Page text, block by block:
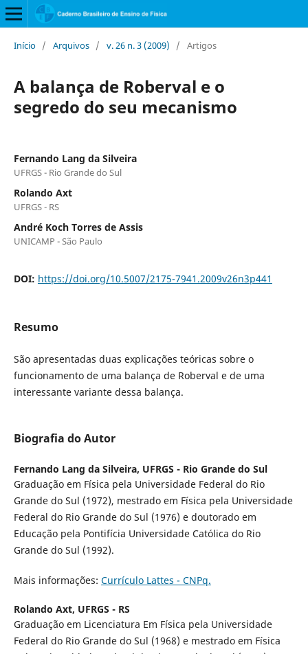
Início / Arquivos / v. 26 n. 3 (2009) / Artigos
A balança de Roberval e o
segredo do seu mecanismo
Fernando Lang da Silveira
UFRGS - Rio Grande do Sul
Rolando Axt
UFRGS - RS
André Koch Torres de Assis
UNICAMP - São Paulo
DOI: https://doi.org/10.5007/2175-7941.2009v26n3p441
Resumo
São apresentadas duas explicações teóricas sobre o
funcionamento de uma balança de Roberval e de uma
interessante variante dessa balança.
Biografia do Autor
Fernando Lang da Silveira, UFRGS - Rio Grande do Sul
Graduação em Física pela Universidade Federal do Rio
Grande do Sul (1972), mestrado em Física pela Universidade
Federal do Rio Grande do Sul (1976) e doutorado em
Educação pela Pontifícia Universidade Católica do Rio
Grande do Sul (1992).
Mais informações: Currículo Lattes - CNPq.
Rolando Axt, UFRGS - RS
Graduação em Licenciatura Em Física pela Universidade
Federal do Rio Grande do Sul (1968) e mestrado em Física